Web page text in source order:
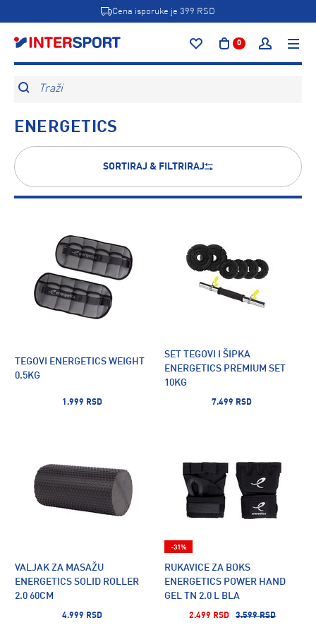
Cena isporuke je 399 RSD
0
Traži
ENERGETICS
SORTIRAJ & FILTRIRAJ
TEGOVI ENERGETICS WEIGHT
0.5KG
1.999 RSD
SET TEGOVI I ŠIPKA
ENERGETICS PREMIUM SET
10KG
7.499 RSD
VALJAK ZA MASAŽU
ENERGETICS SOLID ROLLER
2.0 60CM
4.999 RSD
RUKAVICE ZA BOKS
ENERGETICS POWER HAND
GEL TN 2.0 L BLA
2.499 RSD 3.599 RSD
-31%